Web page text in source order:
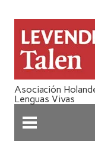
Asociación
Lenguas Vivas